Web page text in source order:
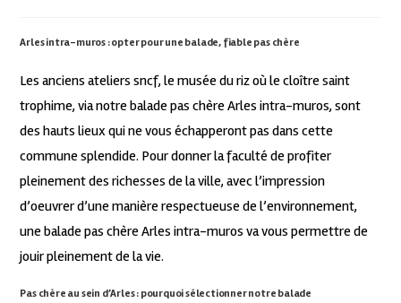
Arles intra-muros : opter pour une balade, fiable pas chère
Les anciens ateliers sncf, le musée du riz où le cloître saint
trophime, via notre balade pas chère Arles intra-muros, sont
des hauts lieux qui ne vous échapperont pas dans cette
commune splendide. Pour donner la faculté de profiter
pleinement des richesses de la ville, avec l’impression
d’oeuvrer d’une manière respectueuse de l’environnement,
une balade pas chère Arles intra-muros va vous permettre de
jouir pleinement de la vie.
Pas chère au sein d’Arles : pourquoi sélectionner notre balade